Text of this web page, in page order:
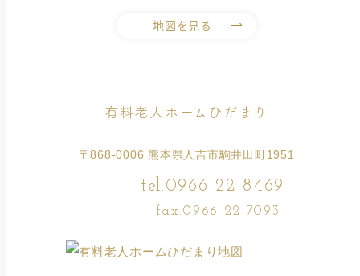
地図を見る
有料老人ホームひだまり
〒868-0006 熊本県人吉市駒井田町1951
tel.0966-22-8469
fax.0966-22-7093